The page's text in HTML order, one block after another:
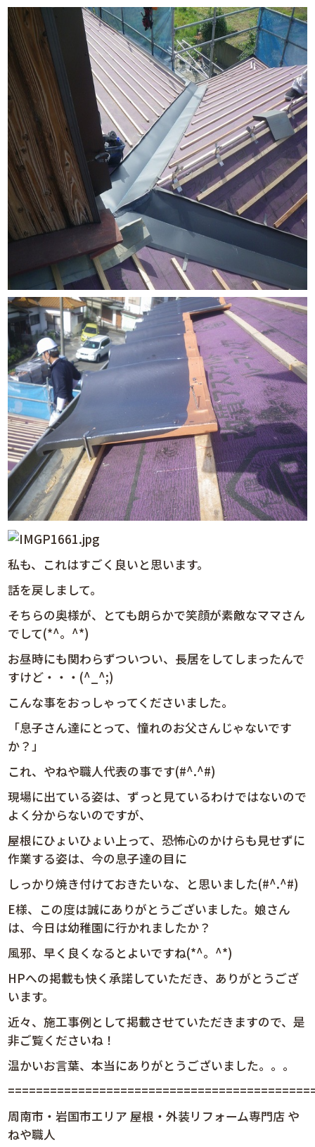
私も、これはすごく良いと思います。
話を戻しまして。
そちらの奥様が、とても朗らかで笑顔が素敵なママさん
でして(*^。^*)
お昼時にも関わらずついつい、長居をしてしまったんで
すけど・・・(^_^;)
こんな事をおっしゃってくださいました。
「息子さん達にとって、憧れのお父さんじゃないです
か？」
これ、やねや職人代表の事です(#^.^#)
現場に出ている姿は、ずっと見ているわけではないので
よく分からないのですが、
屋根にひょいひょい上って、恐怖心のかけらも見せずに
作業する姿は、今の息子達の目に
しっかり焼き付けておきたいな、と思いました(#^.^#)
E様、この度は誠にありがとうございました。娘さん
は、今日は幼稚園に行かれましたか？
風邪、早く良くなるとよいですね(*^。^*)
HPへの掲載も快く承諾していただき、ありがとうござ
います。
近々、施工事例として掲載させていただきますので、是
非ご覧くださいね！
温かいお言葉、本当にありがとうございました。。。
周南市・岩国市エリア 屋根・外装リフォーム専門店 や
ねや職人